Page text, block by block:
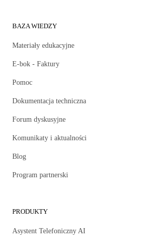
BAZA WIEDZY
Materiały edukacyjne
E-bok - Faktury
Pomoc
Dokumentacja techniczna
Forum dyskusyjne
Komunikaty i aktualności
Blog
Program partnerski
PRODUKTY
Asystent Telefoniczny AI